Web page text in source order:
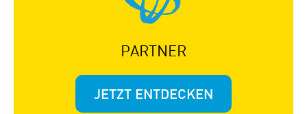
PARTNER
JETZT ENTDECKEN